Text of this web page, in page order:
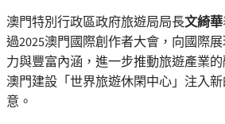
澳門特別行政區政府旅遊局局長文綺華
過2025澳門國際創作者大會，向國際
力與豐富內涵，進一步推動旅遊產業
澳門建設「世界旅遊休閑中心」注入
意。